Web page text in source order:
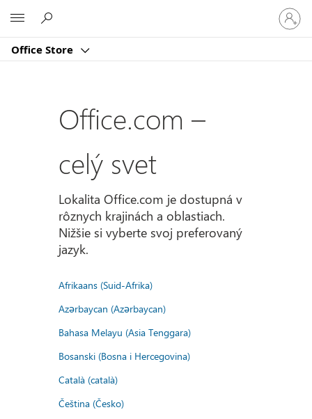
Office Store
sa
k
kontu
Office.com –
celý svet
Lokalita Office.com je dostupná v
rôznych krajinách a oblastiach.
Nižšie si vyberte svoj preferovaný
jazyk.
Afrikaans (Suid-Afrika)
Azərbaycan (Azərbaycan)
Bahasa Melayu (Asia Tenggara)
Bosanski (Bosna i Hercegovina)
Català (català)
Čeština (Česko)